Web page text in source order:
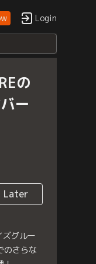
Login
の
ー
Later
ズグルー
のさらな